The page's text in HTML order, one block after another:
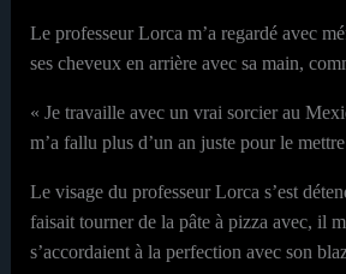
Le professeur Lorca m’a regardé avec
ses cheveux en arrière avec sa main,
« Je travaille avec un vrai sorcier au
m’a fallu plus d’un an juste pour le
Le visage du professeur Lorca s’est
faisait tourner de la pâte à pizza avec, il
s’accordaient à la perfection avec son